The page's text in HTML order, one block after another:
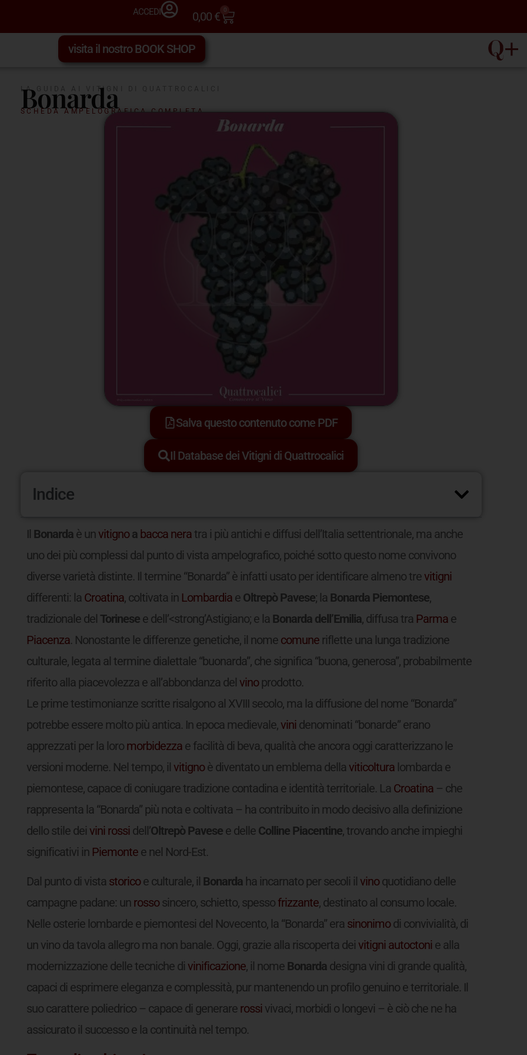
ACCEDI 0,00 € 0
visita il nostro BOOK SHOP
LA GUIDA AI VITIGNI DI QUATTROCALICI
Bonarda
SCHEDA AMPELOGRAFICA COMPLETA
Salva questo contenuto come PDF
Il Database dei Vitigni di Quattrocalici
Indice
Il Bonardaè un vitignoa bacca neratra i più antichi e diffusi dell’Italia settentrionale, ma anche
uno dei più complessi dal punto di vista ampelografico, poiché sotto questo nome convivono
diverse varietà distinte. Il termine “Bonarda” è infatti usato per identificare almeno trevitigni
differenti: la Croatina, coltivata in Lombardiae Oltrepò Pavese; la Bonarda Piemontese,
tradizionale del Torinesee dell’<strong’Astigiano; e la Bonarda dell’Emilia, diffusa tra Parmae
Piacenza. Nonostante le differenze genetiche, il nome comuneriflette una lunga tradizione
culturale, legata al termine dialettale “buonarda”, che significa “buona, generosa”, probabilmente
riferito alla piacevolezza e all’abbondanza del vinoprodotto.
Le prime testimonianze scritte risalgono al XVIII secolo, ma la diffusione del nome “Bonarda”
potrebbe essere molto più antica. In epoca medievale,vini denominati “bonarde” erano
apprezzati per la loro morbidezzae facilità di beva, qualità che ancora oggi caratterizzano le
versioni moderne. Nel tempo, il vitignoè diventato un emblema della viticolturalombarda e
piemontese, capace di coniugare tradizione contadina e identità territoriale. La Croatina– che
rappresenta la “Bonarda” più nota e coltivata – ha contribuito in modo decisivo alla definizione
dello stile dei vini rossi dell’Oltrepò Pavesee delle Colline Piacentine, trovando anche impieghi
significativi in Piemontee nel Nord-Est.
Dal punto di vista storicoe culturale, il Bonardaha incarnato per secoli il vinoquotidiano delle
campagne padane: un rossosincero, schietto, spesso frizzante, destinato al consumo locale.
Nelle osterie lombarde e piemontesi del Novecento, la “Bonarda” era sinonimodi convivialità, di
un vino da tavola allegro ma non banale. Oggi, grazie alla riscoperta dei vitigni autoctoni e alla
modernizzazione delle tecniche di vinificazione, il nome Bonardadesigna vini di grande qualità,
capaci di esprimere eleganza e complessità, pur mantenendo un profilo genuino e territoriale. Il
suo carattere poliedrico – capace di generare rossi vivaci, morbidi o longevi – è ciò che ne ha
assicurato il successo e la continuità nel tempo.